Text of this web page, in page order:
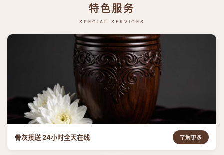
特色服务
SPECIAL SERVICES
骨灰接送 24小时全天在线 了解更多